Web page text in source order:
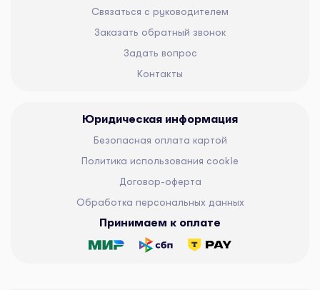
Связаться с руководителем
Заказать обратный звонок
Задать вопрос
Контакты
Юридическая информация
Безопасная оплата картой
Политика использования cookie
Договор-оферта
Обработка персональных данных
Принимаем к оплате